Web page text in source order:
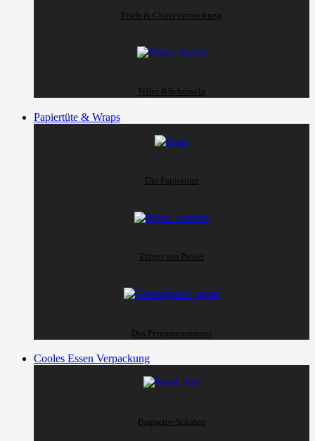
Fisch & Chips verpackung
Teller &Schüsseln
Papiertüte & Wraps
Die Papiertüte
Träger aus Papier
Das Pergamentpapier
Cooles Essen Verpackung
Baguette-Schalen